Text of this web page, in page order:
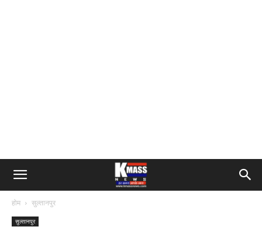
होम सुल्तानपुर
सुल्तानपुर